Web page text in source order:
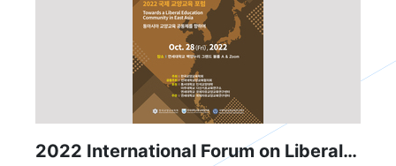
和跨領域教學實施的問題等。
2022 International Forum on Liberal